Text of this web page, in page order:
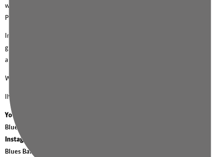
wie zum Beispiel Annette Aldick am Saxophon. Sie ist unsere
Pflegedirektorin.
Im Video sehen Sie einen lässig, lockeren Konzertauftakt mit einem
groovigen Sound, der Andreas du Bois für viele von einer ganz
anderen & neuen Seite zeigt.
Wir wünschen good moods & vibrations!
Ihre KEM
YouTube #kemsmedizin:
Blues Band, 12.5.2020
Instagram #kemsmedizin:
Blues Band, 10.5.2020